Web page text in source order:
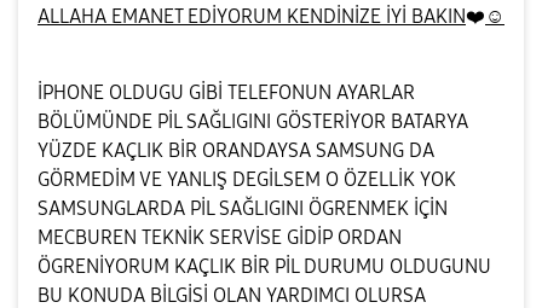
ALLAHA EMANET EDİYORUM KENDİNİZE İYİ BAKIN❤️ ☺️
İPHONE OLDUGU GİBİ TELEFONUN AYARLAR
BÖLÜMÜNDE PİL SAĞLIGINI GÖSTERİYOR BATARYA
YÜZDE KAÇLIK BİR ORANDAYSA SAMSUNG DA
GÖRMEDİM VE YANLIŞ DEGİLSEM O ÖZELLİK YOK
SAMSUNGLARDA PİL SAĞLIGINI ÖGRENMEK İÇİN
MECBUREN TEKNİK SERVİSE GİDİP ORDAN
ÖGRENİYORUM KAÇLIK BİR PİL DURUMU OLDUGUNU
BU KONUDA BİLGİSİ OLAN YARDIMCI OLURSA